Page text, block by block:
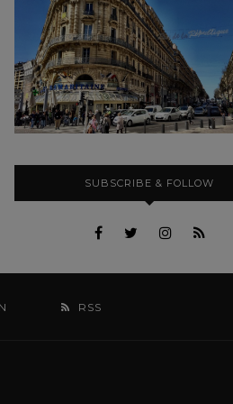
SUBSCRIBE & FOLLOW
RSS